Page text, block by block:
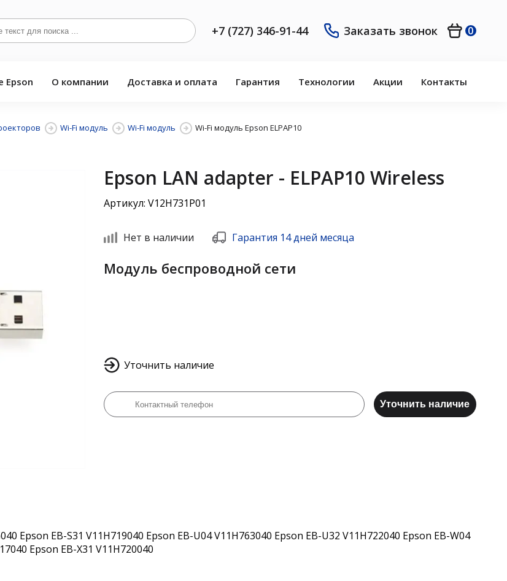
+7 (727) 346-91-44 Заказать звонок 0
Epson О компании Доставка и оплата Гарантия Технологии Акции Контакты
Wi-Fi модуль Wi-Fi модуль Wi-Fi модуль Epson ELPAP10
Epson LAN adapter - ELPAP10 Wireless
Артикул: V12H731P01
Нет в наличии Гарантия 14 дней месяца
Модуль беспроводной сети
Уточнить наличие
Уточнить наличие
Epson EB-S31 V11H719040 Epson EB-U04 V11H763040 Epson EB-U32 V11H722040 Epson EB-W04
Epson EB-X31 V11H720040